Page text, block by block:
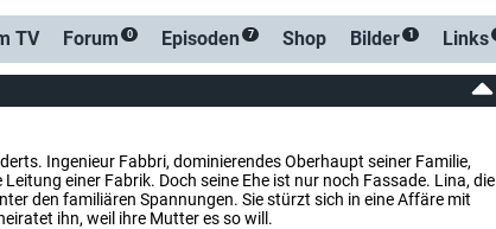
TV Forum 0 Episoden 7 Shop Bilder 1 Links
Ingenieur Fabbri, dominierendes Oberhaupt seiner Familie,
einer Fabrik. Doch seine Ehe ist nur noch Fassade. Lina, die
den familiären Spannungen. Sie stürzt sich in eine Affäre mit
ihn, weil ihre Mutter es so will.